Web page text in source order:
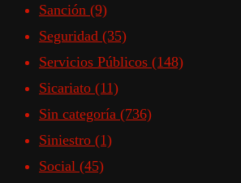
Sanción (9)
Seguridad (35)
Servicios Públicos (148)
Sicariato (11)
Sin categoría (736)
Siniestro (1)
Social (45)